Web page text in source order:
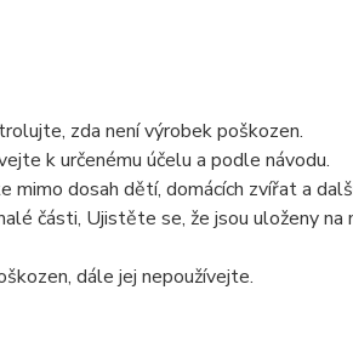
zda není výrobek poškozen.
k určenému účelu a podle návodu.
mimo dosah dětí, domácích zvířat a
části, Ujistěte se, že jsou uloženy
dále jej nepoužívejte.